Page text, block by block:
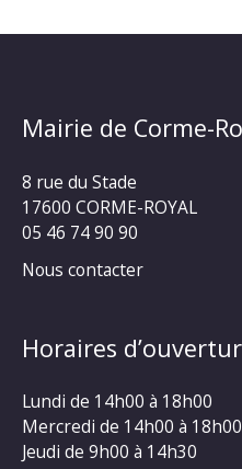
Mairie de Corme-
8 rue du Stade
17600 CORME-ROYAL
05 46 74 90 90
Nous contacter
Horaires
Lundi de 14h00 à 18h00
Mercredi de 14h00 à 18h00
Jeudi de 9h00 à 14h30